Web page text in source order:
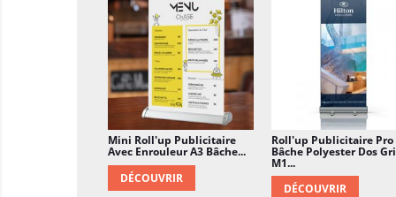
Mini Roll'up Publicitaire
Avec Enrouleur A3 Bâche...
DÉCOUVRIR
Roll'up Publicitaire Pro
Bâche Polyester Dos
M1...
DÉCOUVRIR